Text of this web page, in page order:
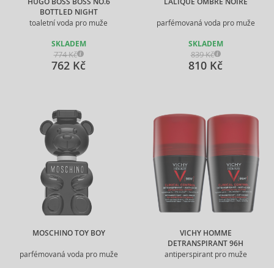
BOTTLED NIGHT
toaletní voda pro muže
SKLADEM
774 Kč
762 Kč
parfémovaná voda pro muže
SKLADEM
839 Kč
810 Kč
MOSCHINO TOY BOY
parfémovaná voda pro muže
VICHY HOMME
DETRANSPIRANT 96H
antiperspirant pro muže